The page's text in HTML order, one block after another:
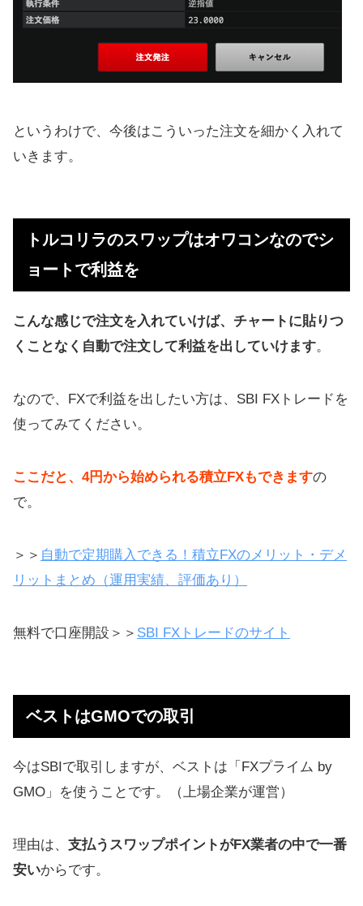
というわけで、今後はこういった注文を細かく入れて
いきます。
トルコリラのスワップはオワコンなのでシ
ョートで利益を
こんな感じで注文を入れていけば、チャートに貼りつ
くことなく自動で注文して利益を出していけます。
なので、FXで利益を出したい方は、SBI FXトレードを
使ってみてください。
ここだと、4円から始められる積立FXもできますの
で。
＞＞ 自動で定期購入できる！積立FXのメリット・デメ
リットまとめ（運用実績、評価あり）
無料で口座開設＞＞ SBI FXトレードのサイト
ベストはGMOでの取引
今はSBIで取引しますが、ベストは「FXプライム by
GMO」を使うことです。（上場企業が運営）
理由は、 支払うスワップポイントがFX業者の中で一番
安いからです。